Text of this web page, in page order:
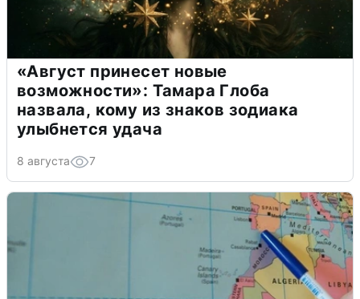
«Август принесет новые
возможности»: Тамара Глоба
назвала, кому из знаков зодиака
улыбнется удача
8 августа 7